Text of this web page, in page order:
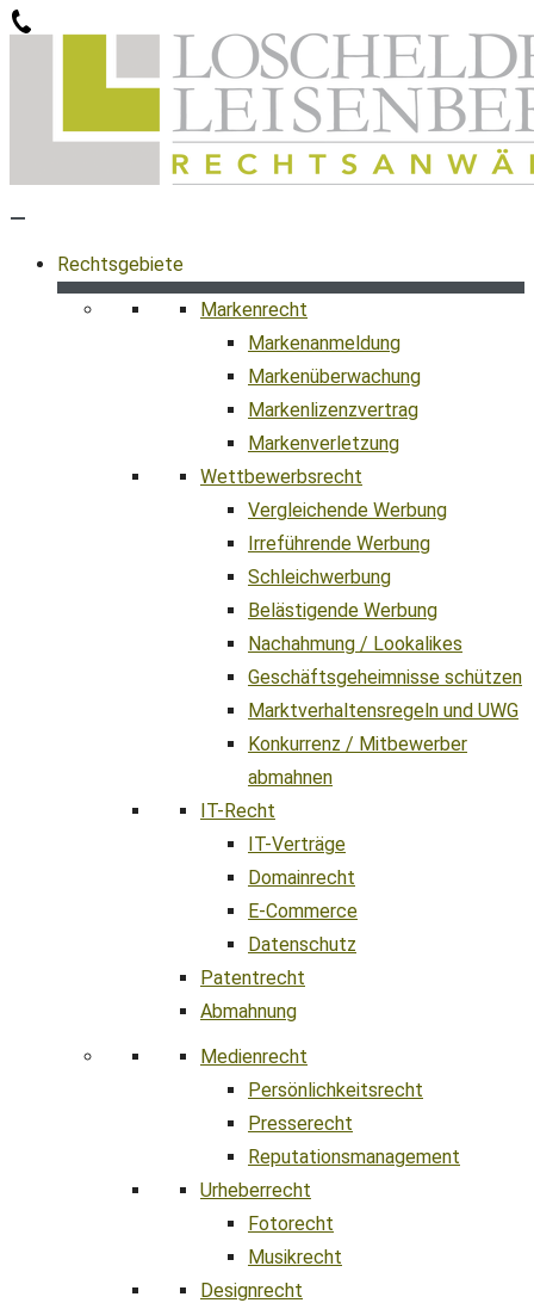
Zum
Rechtsgebiete
Markenrecht
Markenanmeldung
Markenüberwachung
Markenlizenzvertrag
Markenverletzung
Wettbewerbsrecht
Vergleichende Werbung
Irreführende Werbung
Schleichwerbung
Belästigende Werbung
Nachahmung / Lookalikes
Geschäftsgeheimnisse schützen
Marktverhaltensregeln und UWG
Konkurrenz / Mitbewerber
abmahnen
IT-Recht
IT-Verträge
Domainrecht
E-Commerce
Datenschutz
Patentrecht
Abmahnung
Medienrecht
Persönlichkeitsrecht
Presserecht
Reputationsmanagement
Urheberrecht
Fotorecht
Musikrecht
Designrecht